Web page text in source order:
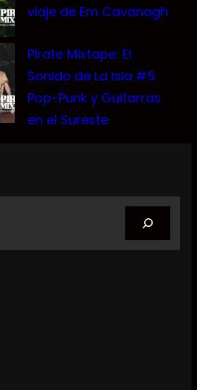
viaje de Em Cavanagh
Pirate Mixtape: El
Sonido de La Isla #5
Pop-Punk y Guitarras
en el Sureste